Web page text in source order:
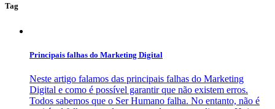
Tag
Principais falhas do Marketing Digital
Neste artigo falamos das principais falhas do Marketing
Digital e como é possível garantir que não existem erros.
Todos sabemos que o Ser Humano falha. No entanto, não é